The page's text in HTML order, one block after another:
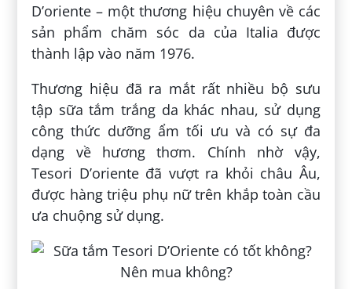
D’oriente – một thương hiệu chuyên về các
sản phẩm chăm sóc da của Italia được
thành lập vào năm 1976.
Thương hiệu đã ra mắt rất nhiều bộ sưu
tập sữa tắm trắng da khác nhau, sử dụng
công thức dưỡng ẩm tối ưu và có sự đa
dạng về hương thơm. Chính nhờ vậy,
Tesori D’oriente đã vượt ra khỏi châu Âu,
được hàng triệu phụ nữ trên khắp toàn cầu
ưa chuộng sử dụng.